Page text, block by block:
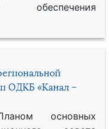
обеспечения
ОДКБ «Канал –
основных